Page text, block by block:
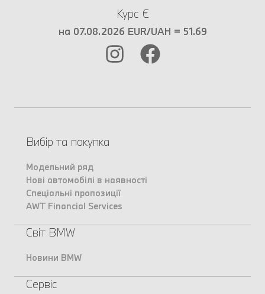
Курс €
на 07.08.2026 EUR/UAH = 51.69
Вибір та покупка
Модельний ряд
Нові автомобілі в наявності
Спеціальні пропозиції
AWT Financial Services
Світ BMW
Новини BMW
Сервіс